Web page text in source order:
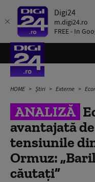
Digi24
m.digi24.ro
FREE - In
HOME Știri Externe
ANALIZĂ
avantajată
tensiunile
Ormuz:
căutați”